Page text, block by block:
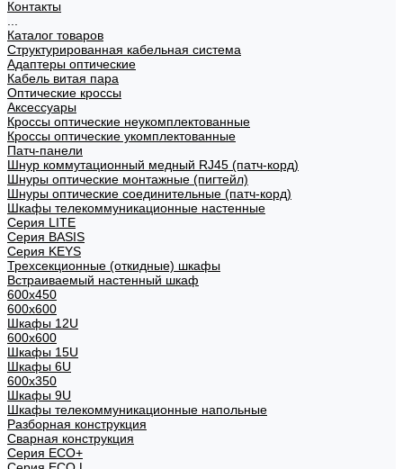
Контакты
Каталог товаров
Структурированная кабельная система
Адаптеры оптические
Кабель витая пара
Оптические кроссы
Аксессуары
Кроссы оптические неукомплектованные
Кроссы оптические укомплектованные
Патч-панели
Шнур коммутационный медный RJ45 (патч-корд)
Шнуры оптические монтажные (пигтейл)
Шнуры оптические соединительные (патч-корд)
Шкафы телекоммуникационные настенные
Cерия LITE
Cерия BASIS
Cерия KEYS
Трехсекционные (откидные) шкафы
Встраиваемый настенный шкаф
600x450
600x600
Шкафы 12U
600x600
Шкафы 15U
Шкафы 6U
600x350
Шкафы 9U
Шкафы телекоммуникационные напольные
Разборная конструкция
Сварная конструкция
Серия ECO+